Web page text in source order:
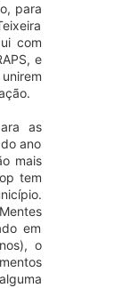
para
com
e
as
ano
mais
tem
em
o